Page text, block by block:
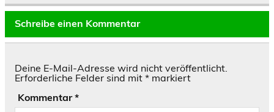
Schreibe einen Kommentar
Deine E-Mail-Adresse wird nicht veröffentlicht.
Erforderliche Felder sind mit * markiert
Kommentar*